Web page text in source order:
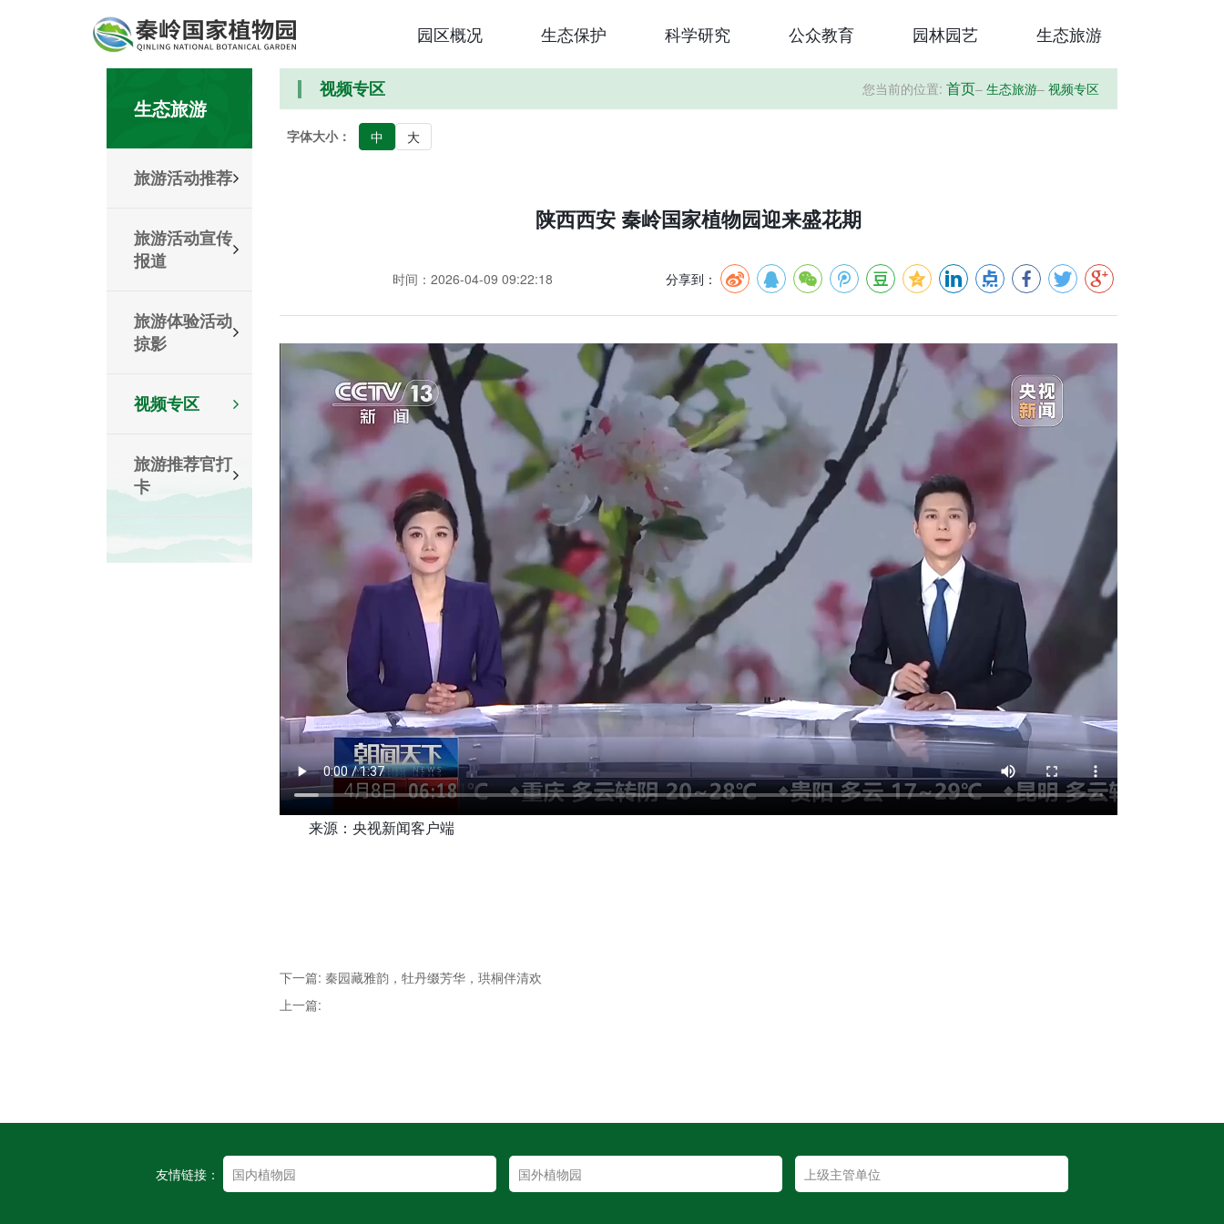
园区概况 生态保护 科学研究 公众教育 园林园艺 生态旅游
生态旅游
旅游活动推荐
旅游活动宣传
报道
旅游体验活动
掠影
视频专区
旅游推荐官打
卡
视频专区 您当前的位置: 首页– 生态旅游– 视频专区
字体大小： 中 大
陕西西安 秦岭国家植物园迎来盛花期
时间：2026-04-09 09:22:18 分享到：
来源：央视新闻客户端
下一篇: 秦园藏雅韵，牡丹缀芳华，珙桐伴清欢
上一篇:
友情链接：